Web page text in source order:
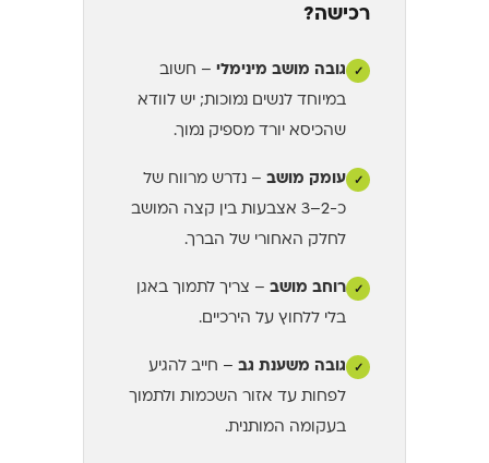
רכישה?
✓ גובה מושב מינימלי – חשוב
במיוחד לנשים נמוכות; יש לוודא
שהכיסא יורד מספיק נמוך.
✓ עומק מושב – נדרש מרווח של
כ-2–3 אצבעות בין קצה המושב
לחלק האחורי של הברך.
✓ רוחב מושב – צריך לתמוך באגן
בלי ללחוץ על הירכיים.
✓ גובה משענת גב – חייב להגיע
לפחות עד אזור השכמות ולתמוך
בעקומה המותנית.